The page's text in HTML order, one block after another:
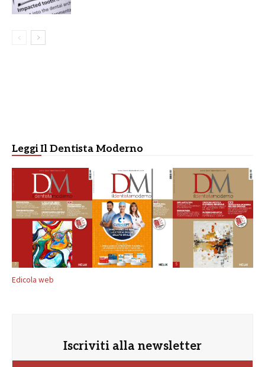
Leggi Il Dentista Moderno
Edicola web
Iscriviti alla newsletter